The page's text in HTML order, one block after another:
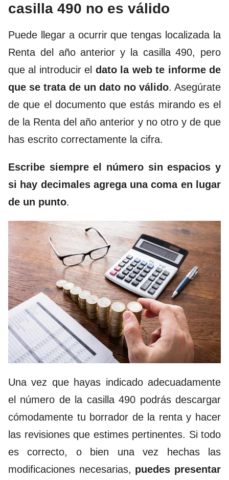
casilla 490 no es válido
Puede llegar a ocurrir que tengas localizada la
Renta del año anterior y la casilla 490, pero
que al introducir el dato la web te informe de
que se trata de un dato no válido. Asegúrate
de que el documento que estás mirando es el
de la Renta del año anterior y no otro y de que
has escrito correctamente la cifra.
Escribe siempre el número sin espacios y
si hay decimales agrega una coma en lugar
de un punto.
Una vez que hayas indicado adecuadamente
el número de la casilla 490 podrás descargar
cómodamente tu borrador de la renta y hacer
las revisiones que estimes pertinentes. Si todo
es correcto, o bien una vez hechas las
modificaciones necesarias, puedes presentar